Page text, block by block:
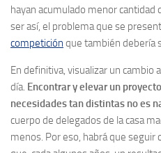
hayan acumulado menor cantidad
ser así, el problema que se
competición que también debería
En definitiva, visualizar un cambio
día. Encontrar y elevar un
necesidades tan distintas no es
cuerpo de delegados de la casa
menos. Por eso, habrá que